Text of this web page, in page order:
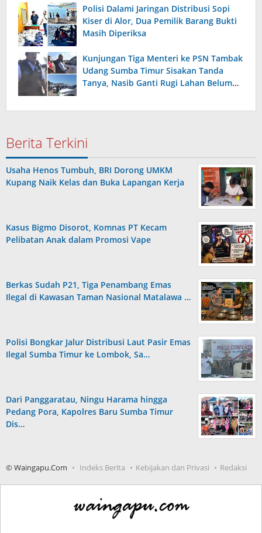
Polisi Dalami Jaringan Distribusi Sopi
Kiser di Alor, Dua Pemilik Barang Bukti
Masih Diperiksa
Kunjungan Tiga Menteri ke PSN Tambak
Udang Sumba Timur Sisakan Tanda
Tanya, Nasib Ganti Rugi Lahan Belum
Berita Terkini
Usaha Henos Tumbuh, BRI Dorong UMKM
Kupang Naik Kelas dan Buka Lapangan Kerja
Kasus Bigmo Disorot, Komnas PT Kecam
Pelibatan Anak dalam Promosi Vape
Berkas Sudah P21, Tiga Penambang Emas
Ilegal di Kawasan Taman Nasional Matalawa …
Polisi Bongkar Jalur Distribusi Laut Pasir Emas
Ilegal Sumba Timur ke Lombok, Sa…
Dari Panggaratau, Ningu Harama hingga
Pedang Pora, Kapolres Baru Sumba Timur
Dis…
© Waingapu.Com Indeks Berita Kebijakan dan Privasi Redaksi